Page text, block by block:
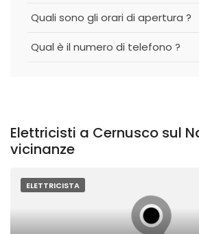
Quali sono gli orari di apertura ?
Qual è il numero di telefono ?
Elettricisti a Cernusco sul
vicinanze
ELETTRICISTA